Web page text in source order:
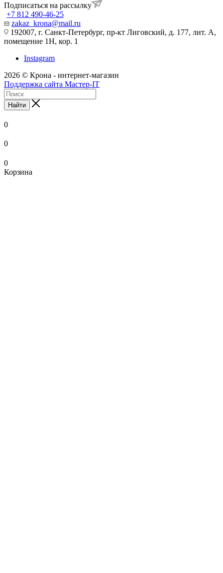
Подписаться на рассылку
+7 812 490-46-25
zakaz_krona@mail.ru
192007, г. Санкт-Петербург, пр-кт Лиговский, д. 177, лит. А,
помещение 1Н, кор. 1
Instagram
2026 © Крона - интернет-магазин
Поддержка сайта Мастер-IT
Найти
0
0
0
Корзина